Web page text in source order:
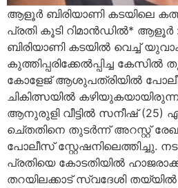
ആളൂർ ബിരിയാണി കടയിലെ
പ്രതി കൂടി റിമാൻഡിൽ* ആളൂർ
ബിരിയാണി കടയിൽ വെച്ച്
കുത്തിപ്പരിക്കേൽപ്പിച്ച
കോളേജ് ആശുപത്രിയിൽ
ചികിത്സയിൽ
ആനുരുളി വീട്ടിൽ സനീഷ് (25)
ചെ്തതിനെ തുടർന്ന് അറസ്റ്റ്
പോലീസ് സ്റ്റേഷനിലെത്തിച്ചു.
പ്രതിയെ കോടതിയിൽ
തറയിലക്കാട് സ്വദേശി തയ്യിൽ